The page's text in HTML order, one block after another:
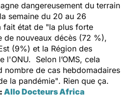
dangereusement du terrain
semaine du 20 au 26
fait état de "la plus forte
de nouveaux décès (72 %),
(9%) et la Région des
l'ONU. Selon l’OMS, cela
nombre de cas hebdomadaires
la pandémie". Rien que ça.
Allo Docteurs Africa